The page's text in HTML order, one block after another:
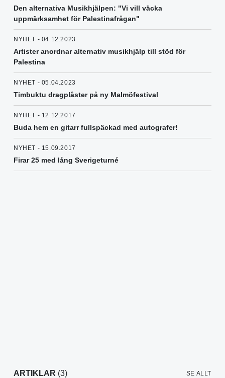
Den alternativa Musikhjälpen: "Vi vill väcka
uppmärksamhet för Palestinafrågan"
NYHET - 04.12.2023
Artister anordnar alternativ musikhjälp till stöd för
Palestina
NYHET - 05.04.2023
Timbuktu dragplåster på ny Malmöfestival
NYHET - 12.12.2017
Buda hem en gitarr fullspäckad med autografer!
NYHET - 15.09.2017
Firar 25 med lång Sverigeturné
ARTIKLAR (3) SE ALLT